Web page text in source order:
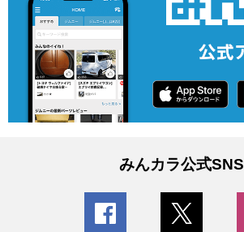
みんカラ公式SNS